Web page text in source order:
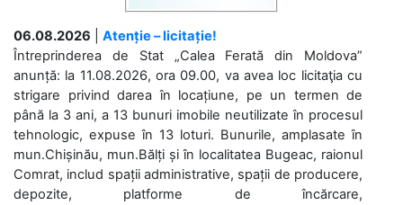
06.08.2026
Atenție – licitație!
Întreprinderea de Stat „Calea Ferată din Moldova”
anunță: la 11.08.2026, ora 09.00, va avea loc licitaţia cu
strigare privind darea în locațiune, pe un termen de
până la 3 ani, a 13 bunuri imobile neutilizate în procesul
tehnologic, expuse în 13 loturi. Bunurile, amplasate în
mun.Chișinău, mun.Bălți și în localitatea Bugeac, raionul
Comrat, includ spații administrative, spații de producere,
depozite, platforme de încărcare,